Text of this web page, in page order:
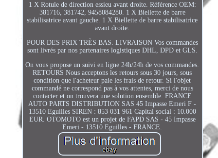
1 X Rotule de direction essieu avant droite. Référence OEM:
381716, 381742, 9458084280. 1 X Biellette de barre
stabilisatrice avant gauche. 1 X Biellette de barre stabilisatrice
avant droite.
POUR DES PRIX TRÈS BAS. LIVRAISON Vos commandes
sont livrés par nos partenaires logistiques DHL, DPD et GLS.
On vous propose un suivi en ligne 24h/24h de vos commandes.
RETOURS Nous acceptons les retours sous 30 jours, sous
condition que l'acheteur paie les frais de retour. Si l'objet
commandé ne correspond pas à vos attentes, merci de nous
contacter et on trouvera une solution ensemble. FRANCE
AUTO PARTS DISTRIBUTION SAS 45 Impasse Emeri F -
13510 Eguilles SIREN : 853 031 961 Capital social : 10.000
EUR. OTOMOTO est un projet de FAPD SAS - 45 Impasse
Emeri - 13510 Eguilles - FRANCE.